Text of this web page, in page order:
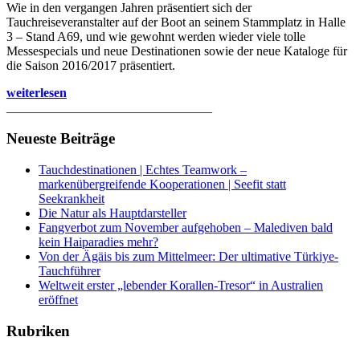
Wie in den vergangen Jahren präsentiert sich der
Tauchreiseveranstalter auf der Boot an seinem Stammplatz in Halle
3 – Stand A69, und wie gewohnt werden wieder viele tolle
Messespecials und neue Destinationen sowie der neue Kataloge für
die Saison 2016/2017 präsentiert.
weiterlesen
Neueste Beiträge
Tauchdestinationen | Echtes Teamwork –
markenübergreifende Kooperationen | Seefit statt
Seekrankheit
Die Natur als Hauptdarsteller
Fangverbot zum November aufgehoben – Malediven bald
kein Haiparadies mehr?
Von der Ägäis bis zum Mittelmeer: Der ultimative Türkiye-
Tauchführer
Weltweit erster „lebender Korallen-Tresor“ in Australien
eröffnet
Rubriken